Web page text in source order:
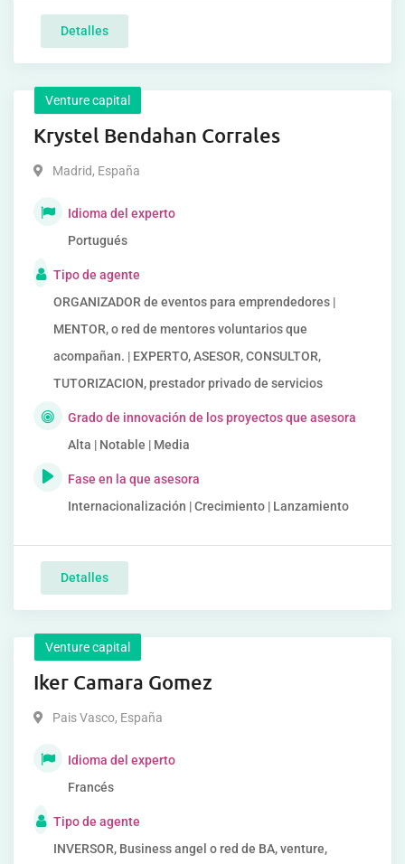
Detalles
Venture capital
Krystel Bendahan Corrales
Madrid, España
Idioma del experto
Portugués
Tipo de agente
ORGANIZADOR de eventos para emprendedores |
MENTOR, o red de mentores voluntarios que
acompañan. | EXPERTO, ASESOR, CONSULTOR,
TUTORIZACION, prestador privado de servicios
Grado de innovación de los proyectos que asesora
Alta | Notable | Media
Fase en la que asesora
Internacionalización | Crecimiento | Lanzamiento
Detalles
Venture capital
Iker Camara Gomez
Pais Vasco, España
Idioma del experto
Francés
Tipo de agente
INVERSOR, Business angel o red de BA, venture,